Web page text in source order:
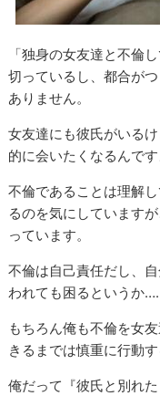
「独身の女友達と不倫
切っているし、都合が
ありません。
女友達にも彼氏がいる
的に会いたくなるんです
不倫であることは理解
るのを気にしています
っています。
不倫は自己責任だし、
われても困るというか
もちろん俺も不倫を女
きるまでは慎重に行動す
俺だって『彼氏と別れ